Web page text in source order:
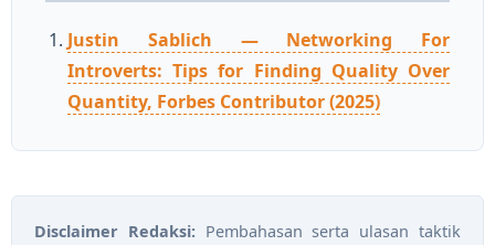
Justin Sablich — Networking For
Introverts: Tips for Finding Quality Over
Quantity, Forbes Contributor (2025)
Disclaimer Redaksi: Pembahasan serta ulasan taktik